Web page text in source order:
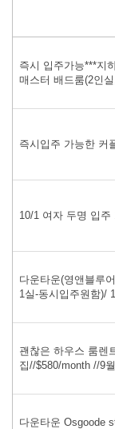
즉시 입주가능***지
매스터 배드룸(2인
즉시입주 가능한 커
10/1 여자 두명 입
다운타운(영앤블루
1실-동시입주원함)/
괜찮은 하우스 룸렌
집//$580/month //9
다운타운 Osgoode